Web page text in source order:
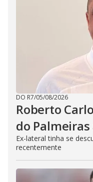
DO R7/05/08/2026
Roberto
do
Ex-lateral tinha se
recentemente